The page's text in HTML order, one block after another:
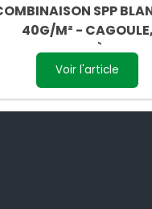
SPP
40G/M² - CAGOULE,
GLISSIÈRE
Voir l'article